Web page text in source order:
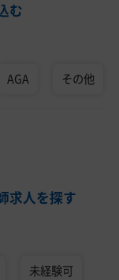
む
AGA その他
求人を探す
未経験可